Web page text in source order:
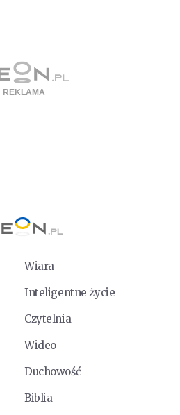
Wiara
Inteligentne życie
Czytelnia
Wideo
Duchowość
Biblia